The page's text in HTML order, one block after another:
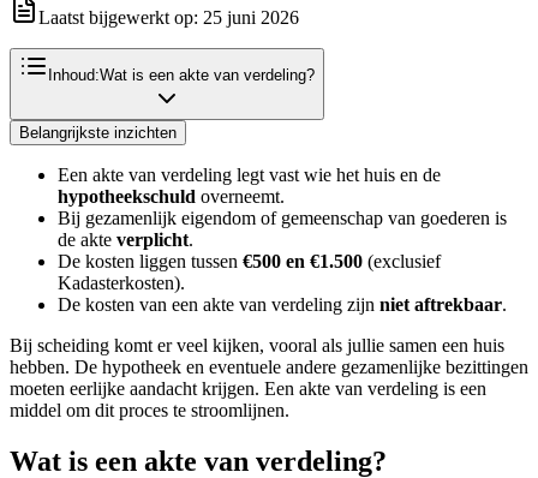
Laatst bijgewerkt op: 25 juni 2026
Inhoud:Wat is een akte van verdeling?
Belangrijkste inzichten
Een akte van verdeling legt vast wie het huis en de
hypotheekschuld overneemt.
Bij gezamenlijk eigendom of gemeenschap van goederen is
de akte verplicht.
De kosten liggen tussen €500 en €1.500 (exclusief
Kadasterkosten).
De kosten van een akte van verdeling zijn niet aftrekbaar.
Bij scheiding komt er veel kijken, vooral als jullie samen een huis
hebben. De hypotheek en eventuele andere gezamenlijke bezittingen
moeten eerlijke aandacht krijgen. Een akte van verdeling is een
middel om dit proces te stroomlijnen.
Wat is een akte van verdeling?